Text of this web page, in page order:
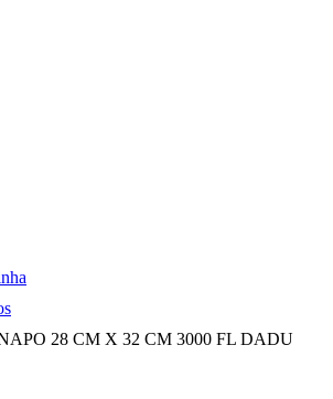
28 CM X 32 CM 3000 FL DADU